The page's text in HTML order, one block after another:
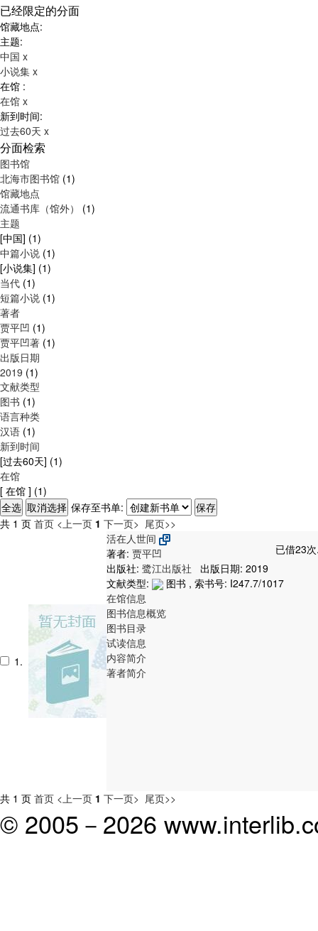
已经限定的分面
馆藏地点:
主题:
中国 x
小说集 x
在馆 :
在馆 x
新到时间:
过去60天 x
分面检索
图书馆
北海市图书馆 (1)
馆藏地点
流通书库（馆外） (1)
主题
[中国] (1)
中篇小说 (1)
[小说集] (1)
当代 (1)
短篇小说 (1)
著者
贾平凹 (1)
贾平凹著 (1)
出版日期
2019 (1)
文献类型
图书 (1)
语言种类
汉语 (1)
新到时间
[过去60天] (1)
在馆
[ 在馆 ] (1)
保存至书单:
共 1 页 首页 <上一页 1 下一页> 尾页>>
1.
活在人世间
已借23
著者: 贾平凹
出版社: 鹭江出版社
出版日期: 2019
文献类型:
图书 , 索书号: I247.7/1017
在馆信息
图书信息概览
图书目录
试读信息
内容简介
著者简介
共 1 页 首页 <上一页 1 下一页> 尾页>>
© 2005－ 2026